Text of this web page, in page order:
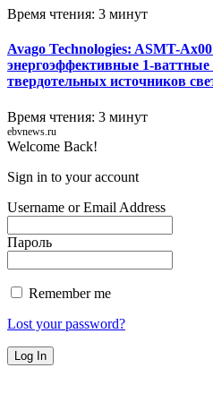
Время чтения: 3 минут
Avago Technologies: ASMT-
энергоэффективные 1-ваттные
твердотельных источников
Время чтения: 3 минут
ebvnews.ru
Welcome Back!
Sign in to your account
Username or Email Address
Пароль
Remember me
Lost your password?